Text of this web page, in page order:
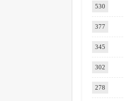
530
377
345
302
278